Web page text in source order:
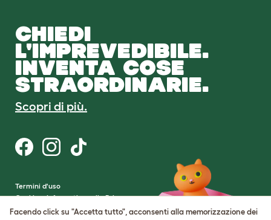
CHIEDI
L'IMPREVEDIBILE.
INVENTA COSE
STRAORDINARIE.
Scopri di più.
Termini d'uso
Cookie e Informativa sulla Privacy
Cookie Settings
Facendo click su "Accetta tutto", acconsenti alla memorizzazione dei